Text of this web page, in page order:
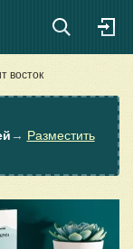
восток
→ Разместить